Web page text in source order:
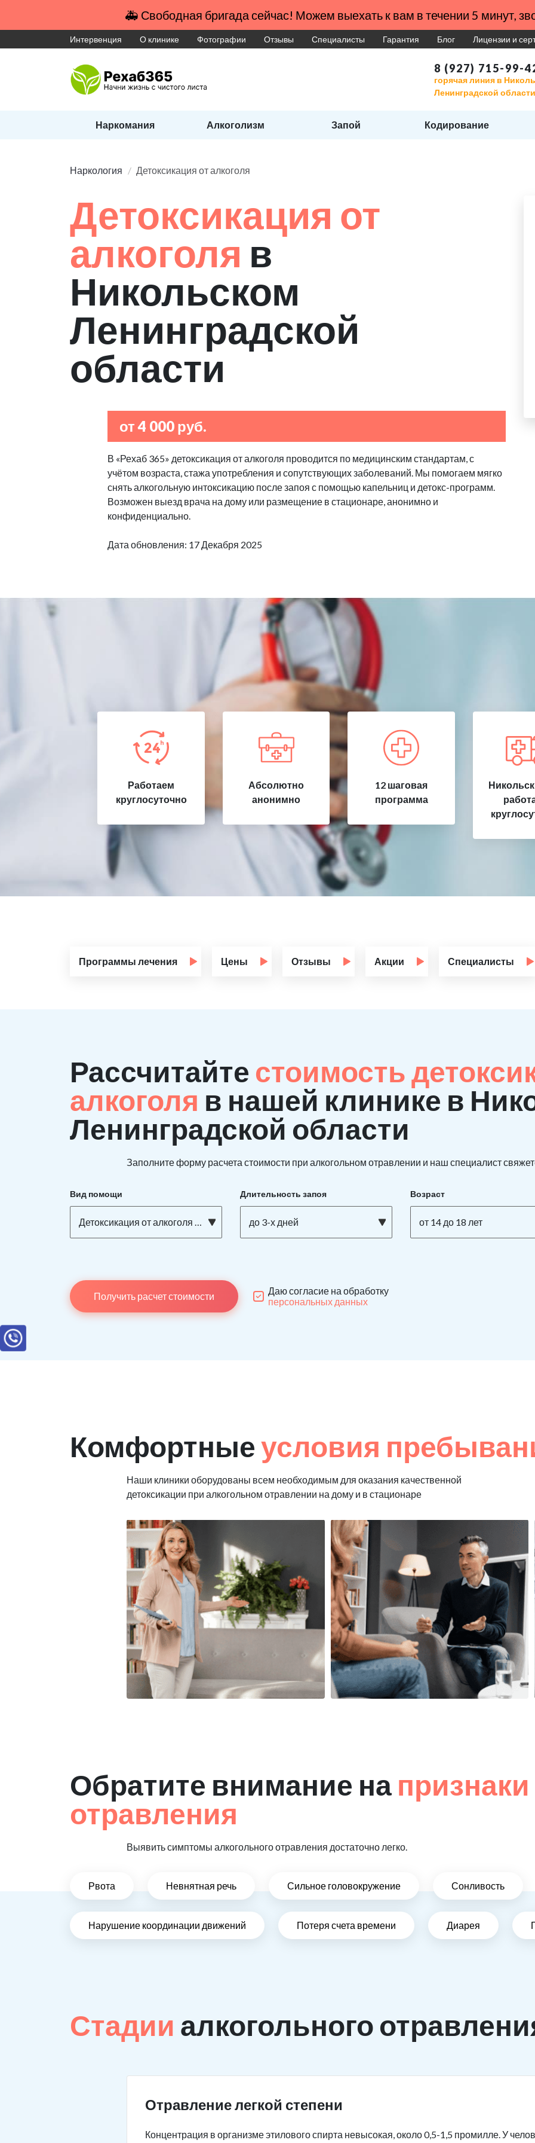
🚑 Свободная бригада сейчас! Можем выехать к вам в течении 5 минут,
Интервенция О клинике Фотографии Отзывы Специалисты Гарантия Блог Лицензии и
8 (927) 715-99-
горячая линия в
Ленинградской области
Наркомания Алкоголизм Запой Кодирование
Наркология Детоксикация от алкоголя
Детоксикация от
алкоголя в
Никольском
Ленинградской
области
от 4 000 руб.
В «Рехаб 365» детоксикация от алкоголя проводится по медицинским стандартам, с
учётом возраста, стажа употребления и сопутствующих заболеваний. Мы помогаем мягко
снять алкогольную интоксикацию после запоя с помощью капельниц и детокс-программ.
Возможен выезд врача на дому или размещение в стационаре, анонимно и
конфиденциально.
Дата обновления: 17 Декабря 2025
Работаем
круглосуточно
Абсолютно
анонимно
12 шаговая
программа
Программы лечения Цены Отзывы Акции Специалисты
Рассчитайте стоимость
алкоголя в нашей клинике в
Ленинградской области
Заполните форму расчета стоимости при алкогольном отравлении и наш специалист
Вид помощи
Детоксикация от алкоголя на дому
Длительность запоя
до 3-х дней
Возраст
от 14 до 18 лет
Получить расчет стоимости
Даю согласие на обработку
персональных данных
Комфортныеусловия
Наши клиники оборудованы всем необходимым для оказания качественной
детоксикации при алкогольном отравлении на дому и в стационаре
Обратите внимание на
отравления
Выявить симптомы алкогольного отравления достаточно легко.
Рвота Невнятная речь Сильное головокружение Сонливость
Нарушение координации движений Потеря счета времени Диарея
Стадии алкогольного
Отравление легкой степени
Концентрация в организме этилового спирта невысокая, около 0,5-1,5 промилле. У